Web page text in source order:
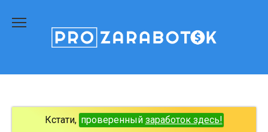
содержанию
Кстати, проверенный заработок здесь!